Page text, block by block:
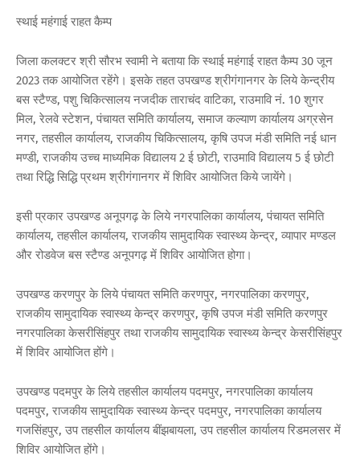
स्थाई महंगाई राहत कैम्प
जिला कलक्टर श्री सौरभ स्वामी ने बताया कि स्थाई महंगाई राहत कैम्प 30 जून
2023 तक आयोजित रहेंगे। इसके तहत उपखण्ड श्रीगंगानगर के लिये केन्द्रीय
बस स्टैण्ड, पशु चिकित्सालय नजदीक ताराचंद वाटिका, राउमावि नं. 10 शुगर
मिल, रेलवे स्टेशन, पंचायत समिति कार्यालय, समाज कल्याण कार्यालय अग्रसेन
नगर, तहसील कार्यालय, राजकीय चिकित्सालय, कृषि उपज मंडी समिति नई धान
मण्डी, राजकीय उच्च माध्यमिक विद्यालय 2 ई छोटी, राउमावि विद्यालय 5 ई छोटी
तथा रिद्धि सिद्धि प्रथम श्रीगंगानगर में शिविर आयोजित किये जायेंगे।
इसी प्रकार उपखण्ड अनूपगढ़ के लिये नगरपालिका कार्यालय, पंचायत समिति
कार्यालय, तहसील कार्यालय, राजकीय सामुदायिक स्वास्थ्य केन्द्र, व्यापार मण्डल
और रोडवेज बस स्टैण्ड अनूपगढ़ में शिविर आयोजित होगा।
उपखण्ड करणपुर के लिये पंचायत समिति करणपुर, नगरपालिका करणपुर,
राजकीय सामुदायिक स्वास्थ्य केन्द्र करणपुर, कृषि उपज मंडी समिति करणपुर
नगरपालिका केसरीसिंहपुर तथा राजकीय सामुदायिक स्वास्थ्य केन्द्र केसरीसिंहपुर
में शिविर आयोजित होंगे।
उपखण्ड पदमपुर के लिये तहसील कार्यालय पदमपुर, नगरपालिका कार्यालय
पदमपुर, राजकीय सामुदायिक स्वास्थ्य केन्द्र पदमपुर, नगरपालिका कार्यालय
गजसिंहपुर, उप तहसील कार्यालय बींझबायला, उप तहसील कार्यालय रिडमलसर में
शिविर आयोजित होंगे।